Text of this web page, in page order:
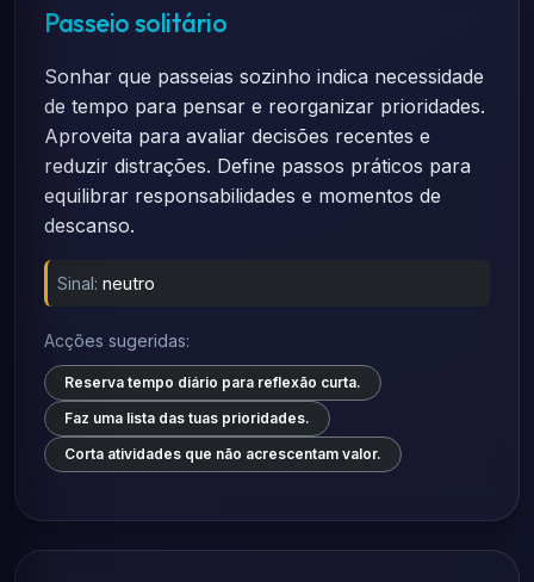
Passeio solitário
Sonhar que passeias sozinho indica necessidade
de tempo para pensar e reorganizar prioridades.
Aproveita para avaliar decisões recentes e
reduzir distrações. Define passos práticos para
equilibrar responsabilidades e momentos de
descanso.
Sinal: neutro
Acções sugeridas:
Reserva tempo diário para reflexão curta.
Faz uma lista das tuas prioridades.
Corta atividades que não acrescentam valor.